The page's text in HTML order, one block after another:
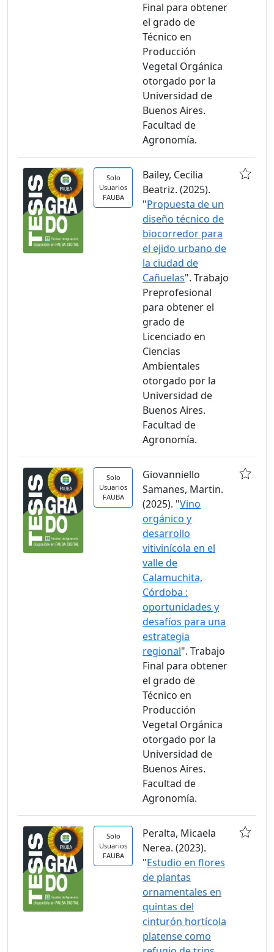
Final para obtener
el grado de
Técnico en
Producción
Vegetal Orgánica
otorgado por la
Universidad de
Buenos Aires.
Facultad de
Agronomía.
Solo
Usuarios
FAUBA
Bailey, Cecilia
Beatriz. (2025).
"Propuesta de un
diseño técnico de
biocorredor para
el ejido urbano de
la ciudad de
Cañuelas". Trabajo
Preprofesional
para obtener el
grado de
Licenciado en
Ciencias
Ambientales
otorgado por la
Universidad de
Buenos Aires.
Facultad de
Agronomía.
Solo
Usuarios
FAUBA
Giovanniello
Samanes, Martin.
(2025). "Vino
orgánico y
desarrollo
vitivinícola en el
valle de
Calamuchita,
Córdoba :
oportunidades y
desafíos para una
estrategia
regional". Trabajo
Final para obtener
el grado de
Técnico en
Producción
Vegetal Orgánica
otorgado por la
Universidad de
Buenos Aires.
Facultad de
Agronomía.
Solo
Usuarios
FAUBA
Peralta, Micaela
Nerea. (2023).
"Estudio en flores
de plantas
ornamentales en
quintas del
cinturón hortícola
platense como